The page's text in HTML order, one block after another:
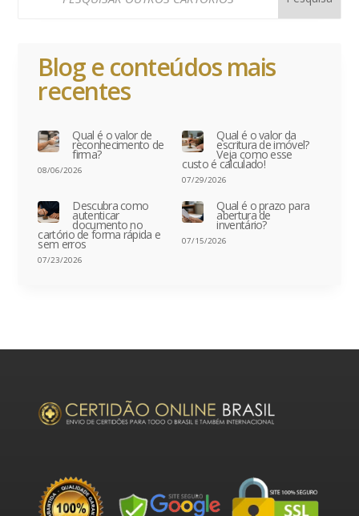
Blog e conteúdos mais
recentes
Qual é o valor de
reconhecimento de
firma?
08/06/2026
Qual é o valor da
escritura de imóvel?
Veja como esse
custo é calculado!
07/29/2026
Descubra como
autenticar
documento no
cartório de forma rápida e
sem erros
07/23/2026
Qual é o prazo para
abertura de
inventário?
07/15/2026